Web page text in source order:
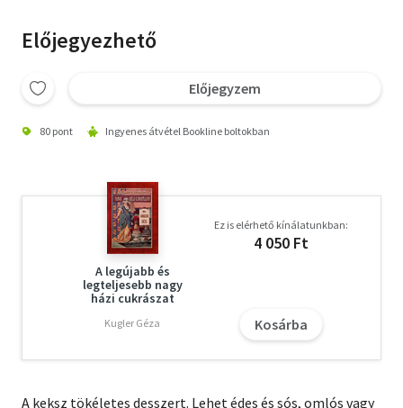
Előjegyezhető
Előjegyzem
80 pont Ingyenes átvétel Bookline boltokban
A legújabb és
legteljesebb nagy
házi cukrászat
Kugler Géza
Ez is elérhető kínálatunkban:
4 050 Ft
Kosárba
A keksz tökéletes desszert. Lehet édes és sós, omlós vagy